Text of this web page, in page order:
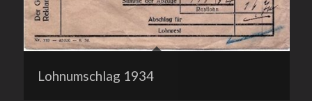
Lohnumschlag 1934